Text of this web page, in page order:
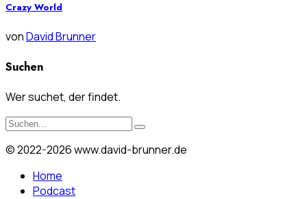
Crazy World
vonDavid Brunner
Suchen
Wer suchet, der findet.
© 2022-2026 www.david-brunner.de
Home
Podcast